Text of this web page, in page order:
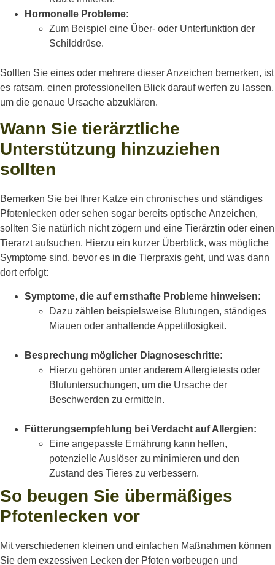
Hormonelle Probleme:
Zum Beispiel eine Über- oder Unterfunktion der
Schilddrüse.
Sollten Sie eines oder mehrere dieser Anzeichen bemerken, ist
es ratsam, einen professionellen Blick darauf werfen zu lassen,
um die genaue Ursache abzuklären.
Wann Sie tierärztliche
Unterstützung hinzuziehen
sollten
Bemerken Sie bei Ihrer Katze ein chronisches und ständiges
Pfotenlecken oder sehen sogar bereits optische Anzeichen,
sollten Sie natürlich nicht zögern und eine Tierärztin oder einen
Tierarzt aufsuchen. Hierzu ein kurzer Überblick, was mögliche
Symptome sind, bevor es in die Tierpraxis geht, und was dann
dort erfolgt:
Symptome, die auf ernsthafte Probleme hinweisen:
Dazu zählen beispielsweise Blutungen, ständiges
Miauen oder anhaltende Appetitlosigkeit.
Besprechung möglicher Diagnoseschritte:
Hierzu gehören unter anderem Allergietests oder
Blutuntersuchungen, um die Ursache der
Beschwerden zu ermitteln.
Fütterungsempfehlung bei Verdacht auf Allergien:
Eine angepasste Ernährung kann helfen,
potenzielle Auslöser zu minimieren und den
Zustand des Tieres zu verbessern.
So beugen Sie übermäßiges
Pfotenlecken vor
Mit verschiedenen kleinen und einfachen Maßnahmen können
Sie dem exzessiven Lecken der Pfoten vorbeugen und